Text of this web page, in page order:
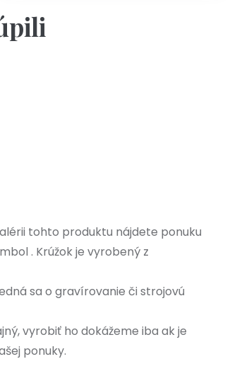
tohto produktu nájdete ponuku
. Krúžok je vyrobený z
sa o gravírovanie či strojovú
vyrobiť ho dokážeme iba ak je
ponuky.